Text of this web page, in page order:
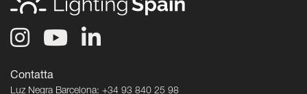
Contatta
Luz Negra Barcelona: +34 93 840 25 98